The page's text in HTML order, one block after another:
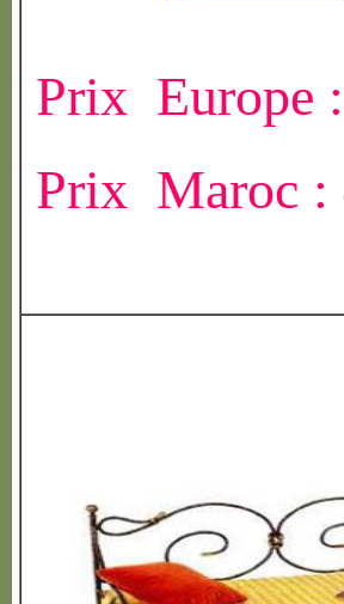
Prix Europe :
Prix Maroc :